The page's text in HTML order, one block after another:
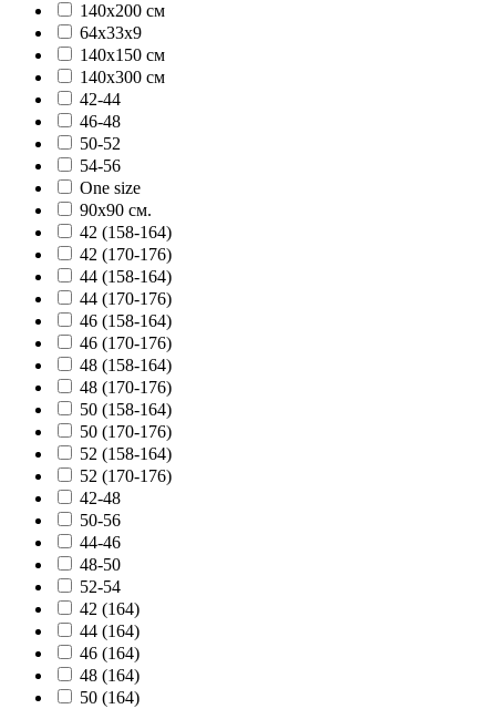
140х200 см
64х33х9
140х150 см
140х300 см
42-44
46-48
50-52
54-56
One size
90х90 см.
42 (158-164)
42 (170-176)
44 (158-164)
44 (170-176)
46 (158-164)
46 (170-176)
48 (158-164)
48 (170-176)
50 (158-164)
50 (170-176)
52 (158-164)
52 (170-176)
42-48
50-56
44-46
48-50
52-54
42 (164)
44 (164)
46 (164)
48 (164)
50 (164)